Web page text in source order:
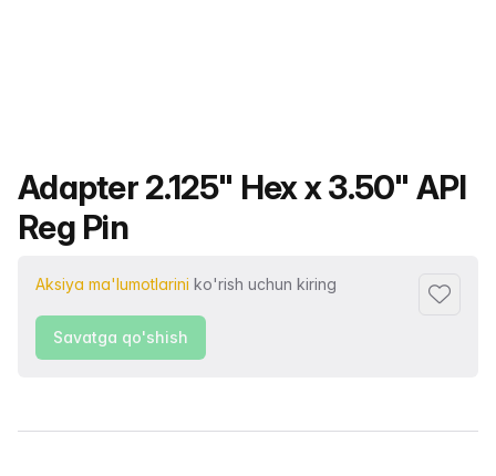
Mahsulot nomi
Adapter 2.125" Hex x 3.50" API
Reg Pin
Aksiya ma'lumotlarini ko'rish uchun kiring
Savatga qo'shish